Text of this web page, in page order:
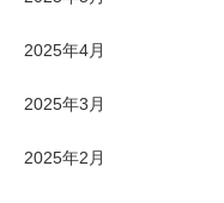
2025年4月
2025年3月
2025年2月